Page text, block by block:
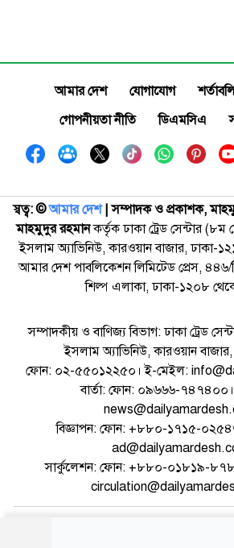
আমার দেশ যোগাযোগ
গোপনীয়তা নীতি
ডিএমসিএ
স্বত্ব: ©️আমার দেশ| সম্পাদক ও প্রকাশক,
মাহমুদুর রহমানকর্তৃক ঢাকা ট্রেড সেন্টার
ইসলাম অ্যাভিনিউ, কারওয়ান বাজার, ঢাকা-
আমার দেশ পাবলিকেশন লিমিটেড প্রেস,
শিল্প এলাকা, ঢাকা-১২০৮
সম্পাদকীয় ও বাণিজ্য বিভাগ: ঢাকা ট্রেড
ইসলাম অ্যাভিনিউ, কারওয়ান
ফোন: ০২-৫৫০১২২৫০। ই-মেইল:
বার্তা: ফোন: ০৯৬৬৬-
বিজ্ঞাপন: ফোন: +৮৮০-১৭১৫-
সার্কুলেশন: ফোন: +৮৮০-০১৮১৯-